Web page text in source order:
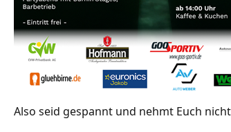
Also seid gespannt und nehmt Euch